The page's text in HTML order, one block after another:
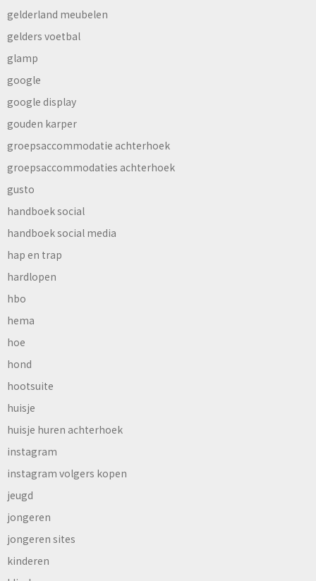
gelderland meubelen
gelders voetbal
glamp
google
google display
gouden karper
groepsaccommodatie achterhoek
groepsaccommodaties achterhoek
gusto
handboek social
handboek social media
hap en trap
hardlopen
hbo
hema
hoe
hond
hootsuite
huisje
huisje huren achterhoek
instagram
instagram volgers kopen
jeugd
jongeren
jongeren sites
kinderen